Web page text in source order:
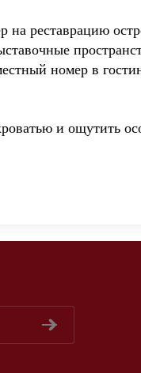
на реставрацию
номер в
и ощутить